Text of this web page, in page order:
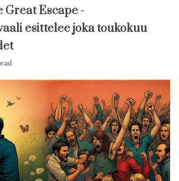
Escape -
esittelee joka toukokuu